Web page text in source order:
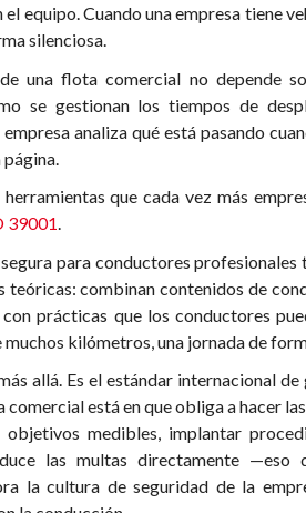
equipo. Cuando una empresa tiene
silenciosa.
una flota comercial no depende
se gestionan los tiempos de
analiza qué está pasando
que cada vez más
39001.
para conductores
teóricas: combinan contenidos de
prácticas que los conductores
kilómetros, una jornada de
allá. Es el estándar internacional
comercial está en que obliga a hacer
objetivos medibles, implantar
las multas directamente —eso
la cultura de seguridad de la